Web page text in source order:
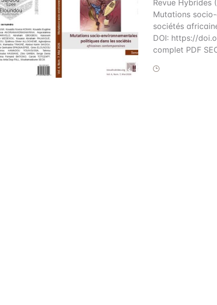
Politique de droit d’auteurs & Licence
Publication Ethics and Malpractice
Statement
Indexation
Revue Hybrides
Mutations
sociétés
DOI: https://
complet PDF